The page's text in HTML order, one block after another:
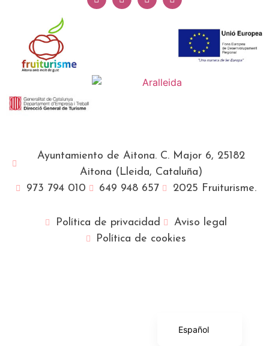
Ayuntamiento de Aitona. C. Major 6, 25182
Aitona (Lleida, Cataluña)
973 794 010
649 948 657 2025 Fruiturisme.
Política de privacidad
Aviso legal
Política de cookies
Español